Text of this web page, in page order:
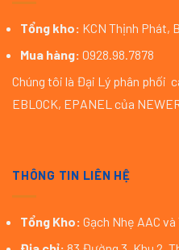
Tổng kho: KCN Thịnh Phát,
Mua hàng: 0928.98.7878
Chúng tôi là Đại Lý phân phối
EBLOCK, EPANEL của
THÔNG TIN LIÊN HỆ
Tổng Kho: Gạch Nhẹ AAC